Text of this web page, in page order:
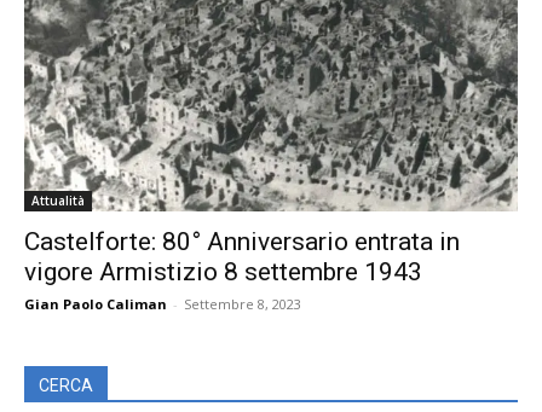
Attualità
Castelforte: 80° Anniversario entrata in
vigore Armistizio 8 settembre 1943
Gian Paolo Caliman - Settembre 8, 2023
CERCA